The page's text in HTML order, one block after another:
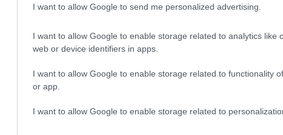
I want to allow Google to send me personalized advertising.
I want to allow Google to enable storage related to analytics like
web or device identifiers in apps.
I want to allow Google to enable storage related to functionality
or app.
I want to allow Google to enable storage related to
A lakosságra is fontos szerep
hárul a szúnyoginvázió
Itt az ÉVOSZ megoldása a
hőhullámok és az